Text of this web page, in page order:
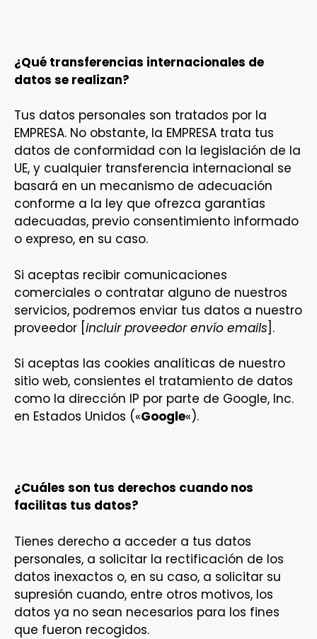
¿Qué transferencias internacionales de
datos se realizan?
Tus datos personales son tratados por la
EMPRESA. No obstante, la EMPRESA trata tus
datos de conformidad con la legislación de la
UE, y cualquier transferencia internacional se
basará en un mecanismo de adecuación
conforme a la ley que ofrezca garantías
adecuadas, previo consentimiento informado
o expreso, en su caso.
Si aceptas recibir comunicaciones
comerciales o contratar alguno de nuestros
servicios, podremos enviar tus datos a nuestro
proveedor [ incluir proveedor envío emails ].
Si aceptas las cookies analíticas de nuestro
sitio web, consientes el tratamiento de datos
como la dirección IP por parte de Google, Inc.
en Estados Unidos («Google«).
¿Cuáles son tus derechos cuando nos
facilitas tus datos?
Tienes derecho a acceder a tus datos
personales, a solicitar la rectificación de los
datos inexactos o, en su caso, a solicitar su
supresión cuando, entre otros motivos, los
datos ya no sean necesarios para los fines
que fueron recogidos.